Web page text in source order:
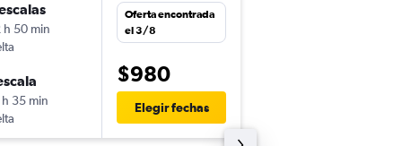
h 50 min
h 35 min
Oferta encontrada
el 3/8
$980
Elegir fechas